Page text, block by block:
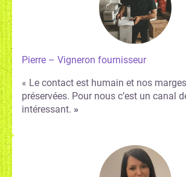
Pierre – Vigneron fournisseur
« Le contact est humain et nos
préservées. Pour nous c’est un canal
intéressant. »